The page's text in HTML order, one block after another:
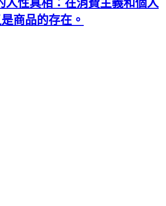
人性真相：在消費主義和個人
商品的存在。